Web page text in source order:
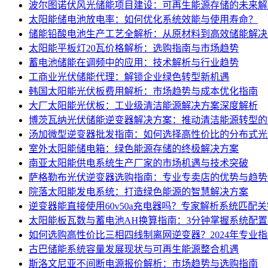
波尔图诺伏风光储能项目建设：可再生能源存储的未来
太阳能储电池放电率：如何优化系统效能与使用寿命？
储能铅酸电池生产工艺全解析：从原材料到高效储能解
太阳能平板灯20瓦价格解析：选购指南与市场趋势
蓄电池储能在调频中的应用：技术解析与行业趋势
工商业光伏储能代理：解锁企业绿色转型新机遇
韩国太阳能光伏板费用解析：市场趋势与成本优化指南
大厂太阳能光伏板：工业级清洁能源解决方案深度解析
博茨瓦纳光伏储能逆变器解决方案：推动清洁能源转型
汤加微型逆变器批发指南：如何选择高性价比的分布式
室外太阳能储电箱：绿色能源存储的终极解决方案
南亚太阳能供电系统生产厂家的市场机遇与技术突破
萨格勒布光伏逆变器选购指南：专业专卖店的优势与趋
院落太阳能发电系统：打造绿色能源的智慧解决方案
逆变器能直接使用60v50a充电器吗？专家解析系统匹配
太阳能板瓦数与蓄电池AH换算指南：3分钟掌握系统配
如何选购高性价比三相四线制离网逆变器？2024年专业
古巴储能系统容量发展现状与可再生能源整合机遇
斯洛文尼亚不间断电源报价解析：市场趋势与选购指南